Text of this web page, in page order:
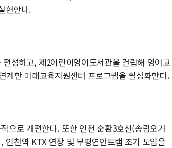
현한다.
성하고, 제2어린이영어도서관을 건립해 영어교
계한 미래교육지원센터 프로그램을 활성화한다.
으로 개편한다. 또한 인천 순환3호선(송림오거
인천역 KTX 연장 및 부평연안트램 조기 도입을